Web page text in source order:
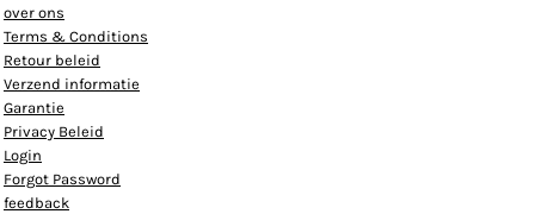
over ons
Terms & Conditions
Retour beleid
Verzend informatie
Garantie
Privacy Beleid
Login
Forgot Password
feedback